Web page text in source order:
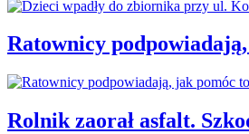
Ratownicy
Rolnik zaorał asfalt.